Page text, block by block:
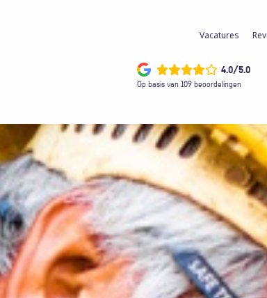
Vacatures
4.0/5.0
Op basis van 109 beoordelingen